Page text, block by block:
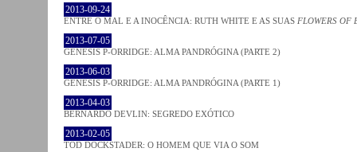
2013-09-24
ENTRE O MAL E A INOCÊNCIA: RUTH WHITE E AS SUAS FLOWERS OF
2013-07-05
GENESIS P-ORRIDGE: ALMA PANDRÓGINA (PARTE 2)
2013-06-03
GENESIS P-ORRIDGE: ALMA PANDRÓGINA (PARTE 1)
2013-04-03
BERNARDO DEVLIN: SEGREDO EXÓTICO
2013-02-05
TOD DOCKSTADER: O HOMEM QUE VIA O SOM